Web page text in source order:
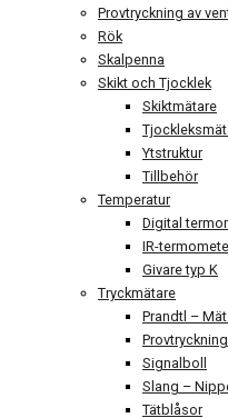
Provtryckning av
Rök
Skalpenna
Skikt och Tjocklek
Skiktmätare
Ytstruktur
Tillbehör
Temperatur
Digital
IR-
Givare typ K
Tryckmätare
Prandtl –
Provtryckning
Signalboll
Slang –
Tätblåsor